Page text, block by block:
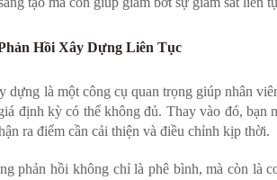
Hồi Xây Dựng Liên Tục
là một công cụ quan trọng giúp nhân
định kỳ có thể không đủ. Thay vào đó,
ra điểm cần cải thiện và điều chỉnh kịp thời.
phản hồi không chỉ là phê bình, mà còn là